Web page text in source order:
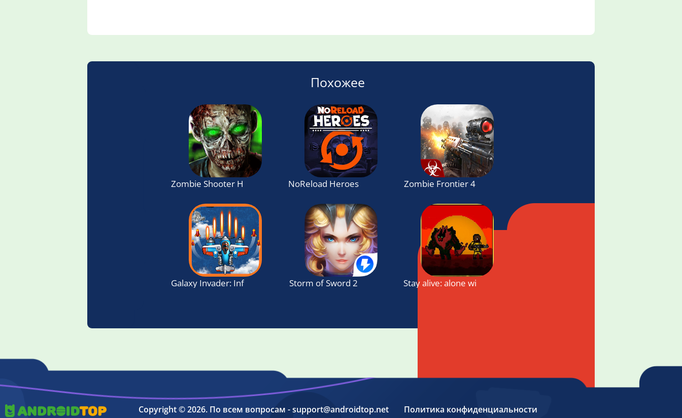
Похожее
Zombie Shooter Hell 4 SurvivalNoReload Heroes Zombie Frontier 4
Galaxy Invader: Infinity Shooter Free Arcade Game
Storm of Sword 2 Stay alive: alone with the zombie
Copyright © 2026. По всем вопросам - support@androidtop.net Политика конфиденциальности